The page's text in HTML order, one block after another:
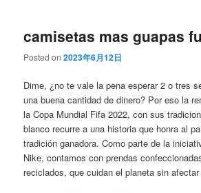
camisetas mas guapas
Posted on2023年6月12日
Dime, ¿no te vale la pena esperar 2 o tres
una buena cantidad de dinero? Por eso la
la Copa Mundial Fifa 2022, con sus
blanco recurre a una historia que honra al
tradición ganadora. Como parte de la
Nike, contamos con prendas
reciclados, que cuidan el planeta sin